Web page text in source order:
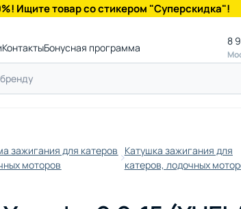
Ищите товар со стикером "Суперскидка"!
КонтактыБонусная программа 8
зажигания для катеров
моторов
Катушка зажигания для
катеров, лодочных